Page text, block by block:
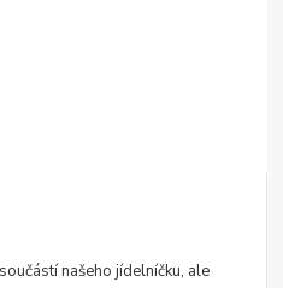
našeho jídelníčku, ale